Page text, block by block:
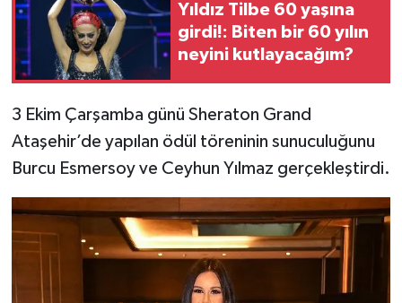
Yıldız Tilbe 60 yaşına
girdi!: Biten bir 60 yılın
neyini kutlayacağım?
3 Ekim Çarşamba günü Sheraton Grand
Ataşehir’de yapılan ödül töreninin sunuculuğunu
Burcu Esmersoy ve Ceyhun Yılmaz gerçekleştirdi.